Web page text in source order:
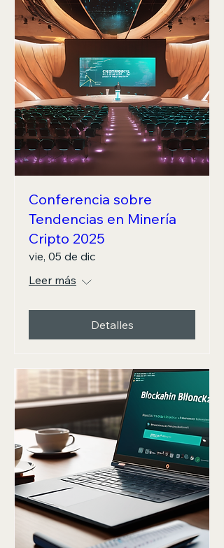
Conferencia sobre
Tendencias en Minería
Cripto 2025
vie, 05 de dic
Leer más
Detalles